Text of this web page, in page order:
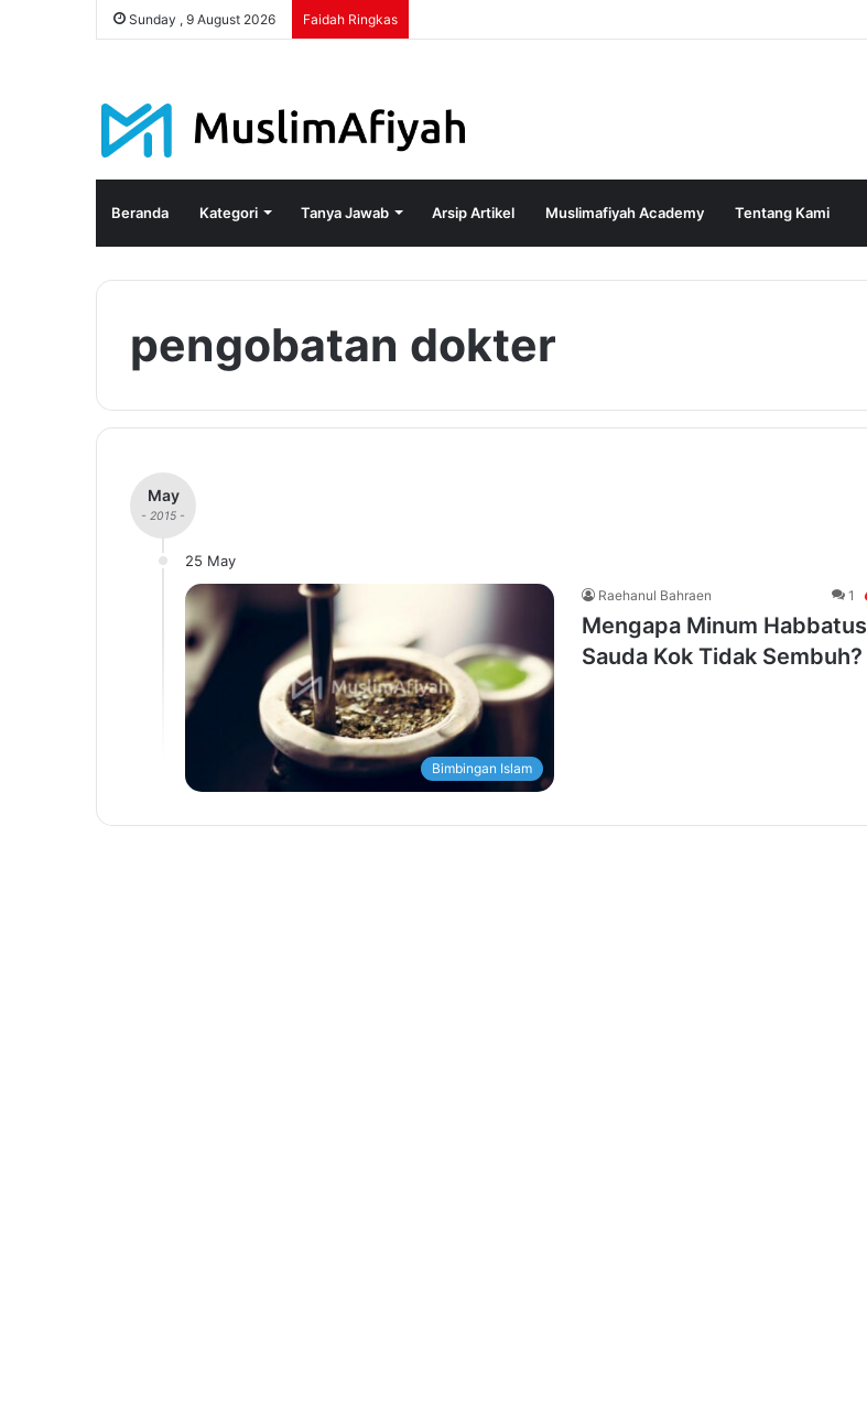
Sunday , 9 August 2026 Faidah Ringkas
Beranda Kategori Tanya Jawab Arsip Artikel Muslimafiyah Academy Tentang Kami
pengobatan dokter
May
- 2015 -
25 May
Bimbingan Islam
Raehanul Bahraen 1
Mengapa Minum Habbatus
Sauda Kok Tidak Sembuh?